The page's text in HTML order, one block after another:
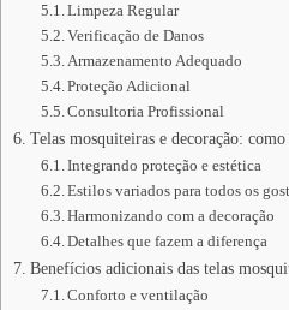
Limpeza Regular
Verificação de Danos
Armazenamento Adequado
Proteção Adicional
Consultoria Profissional
Telas mosquiteiras e decoração:
Integrando proteção e estética
Estilos variados para todos os
Harmonizando com a decoração
Detalhes que fazem a diferença
Benefícios adicionais das telas
Conforto e ventilação